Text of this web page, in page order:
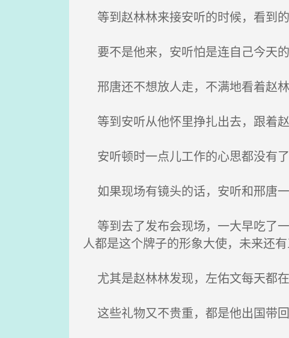
等到赵林林来接安听的时候，看到
要不是他来，安听怕是连自己今天的
邢唐还不想放人走，不满地看着赵林
等到安听从他怀里挣扎出去，跟着
安听顿时一点儿工作的心思都没有了
如果现场有镜头的话，安听和邢唐
等到去了发布会现场，一大早吃了
人都是这个牌子的形象大使，未来还有
尤其是赵林林发现，左佑文每天都
这些礼物又不贵重，都是他出国带